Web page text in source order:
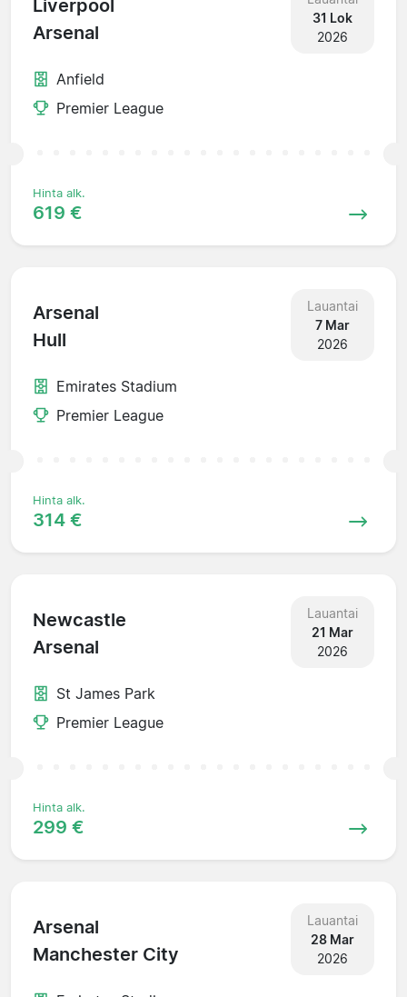
Liverpool
Arsenal
31 Lok
2026
Anfield
Premier League
Hinta alk.
619 €
Arsenal
Hull
Lauantai
7 Mar
2026
Emirates Stadium
Premier League
Hinta alk.
314 €
Newcastle
Arsenal
Lauantai
21 Mar
2026
St James Park
Premier League
Hinta alk.
299 €
Arsenal
Manchester City
Lauantai
28 Mar
2026